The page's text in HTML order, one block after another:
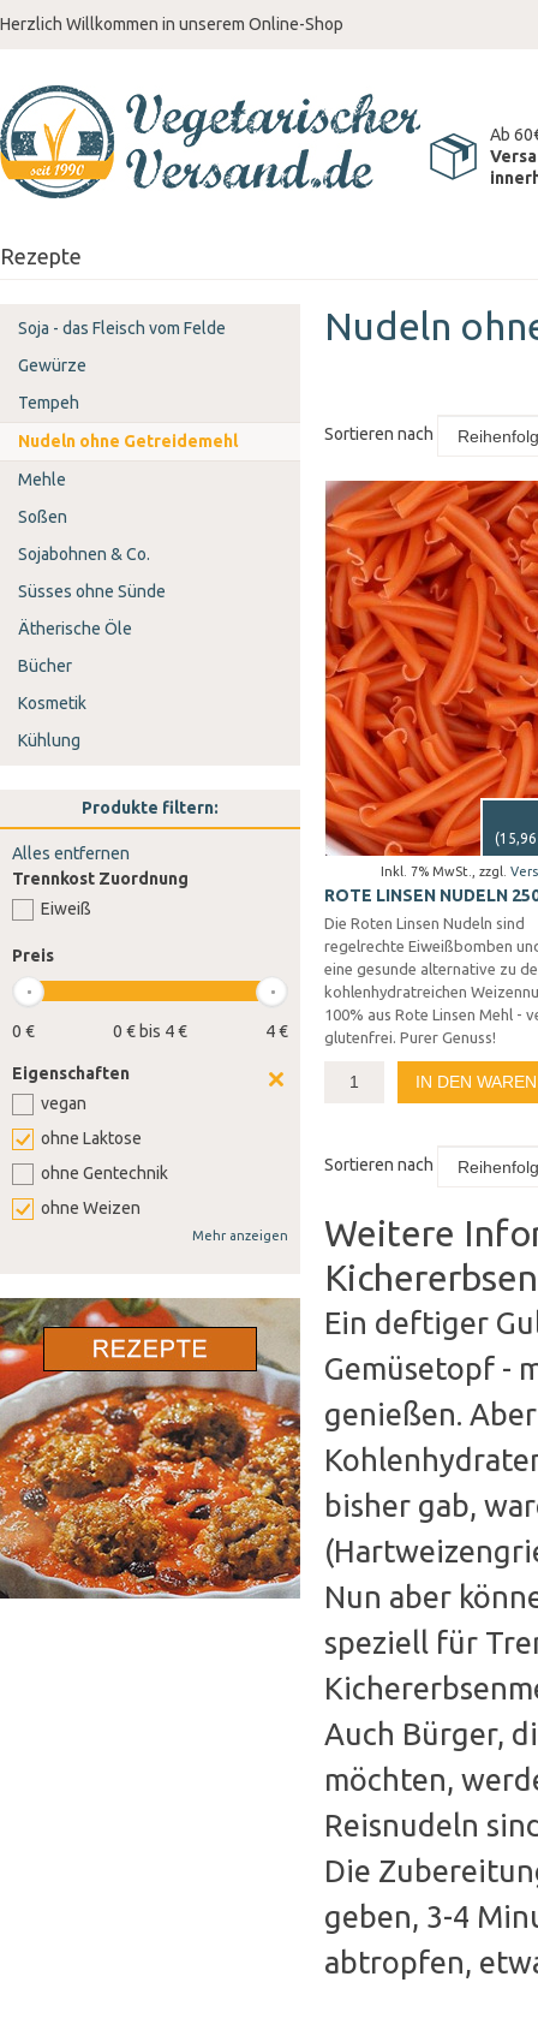
Herzlich Willkommen in unserem Online-Shop
Ab
Rezepte
Nudeln
Sortieren nach
Inkl. 7% MwSt. zzgl.
(
ROTE LINSEN NUDELN
Die Roten Linsen Nudeln sind
regelrechte Eiweißbomben
eine gesunde alternative zu
kohlenhydratreichen
100% aus Rote Linsen Mehl -
glutenfrei. Purer Genuss!
IN DEN
Sortieren nach
Weitere
Ein deftiger
Gemüsetopf -
genießen.
bisher gab,
Nun aber
speziell für
Auch Bürger,
möchten,
Reisnudeln
Die
geben, 3-4
abtropfen,
Soja - das Fleisch vom Felde
Gewürze
Tempeh
Nudeln ohne Getreidemehl
Mehle
Soßen
Sojabohnen & Co.
Süsses ohne Sünde
Ätherische Öle
Bücher
Kosmetik
Kühlung
Produkte filtern:
Alles entfernen
Trennkost Zuordnung
Eiweiß
Preis
0 € 4 €
0 € bis 4 €
Eigenschaften
vegan
ohne Laktose
ohne Gentechnik
ohne Weizen
ohne Sellerie
ohne Lupine
ohne Gluten
ohne Nüsse
Mehr anzeigen